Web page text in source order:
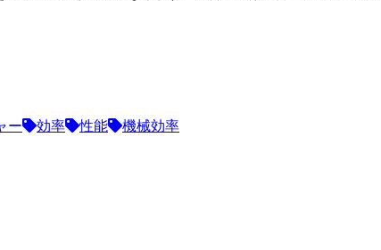
ー 効率 性能
機械効率